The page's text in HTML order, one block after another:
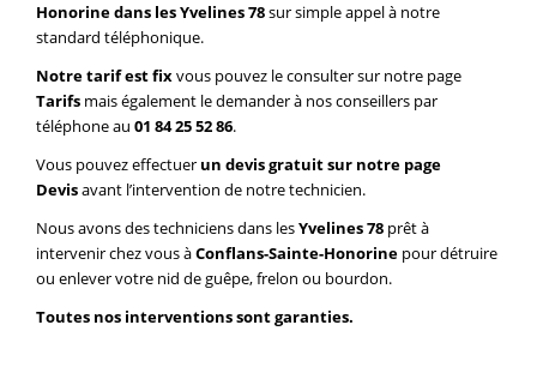
Honorine dans les Yvelines 78sur simple appel à notre
standard téléphonique.
Notre tarif est fixvous pouvez le consulter sur notre page
Tarifs mais également le demander à nos conseillers par
téléphone au 01 84 25 52 86.
Vous pouvez effectuer un devis gratuit sur notre page
Devisavant l’intervention de notre technicien.
Nous avons des techniciens dans lesYvelines 78 prêt à
intervenir chez vous àConflans-Sainte-Honorine pour détruire
ou enlever votre nid de guêpe, frelon ou bourdon.
Toutes nos interventions sont garanties.